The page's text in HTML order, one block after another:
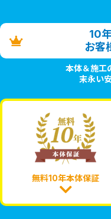
10
お客
本体＆施工
末永い
無料10年本体保証